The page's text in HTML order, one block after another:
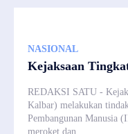
NASIONAL
Kejaksaan
REDAKSI SATU -
Kalbar) melakukan
Pembangunan Manusia
meroket dan...